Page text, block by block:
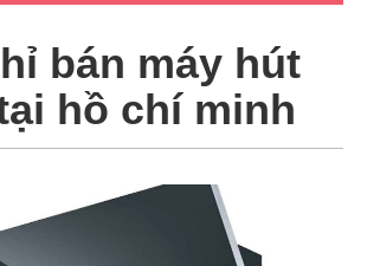
bán máy hút
hồ chí minh